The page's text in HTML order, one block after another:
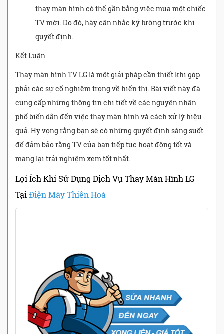
thay màn hình có thể gần bằng việc mua một chiếc
TV mới. Do đó, hãy cân nhắc kỹ lưỡng trước khi
quyết định.
Kết Luận
Thay màn hình TV LG là một giải pháp cần thiết khi gặp
phải các sự cố nghiêm trọng về hiển thị. Bài viết này đã
cung cấp những thông tin chi tiết về các nguyên nhân
phổ biến dẫn đến việc thay màn hình và cách xử lý hiệu
quả. Hy vọng rằng bạn sẽ có những quyết định sáng suốt
để đảm bảo rằng TV của bạn tiếp tục hoạt động tốt và
mang lại trải nghiệm xem tốt nhất.
Lợi Ích Khi Sử Dụng Dịch Vụ Thay Màn Hình LG
Tại Điện Máy Thiên Hoà